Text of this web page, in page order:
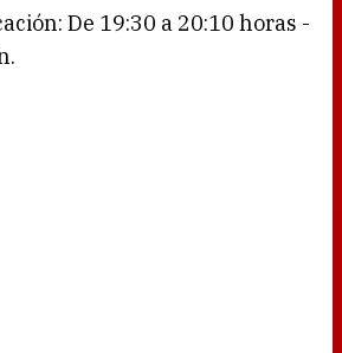
De 19:30 a 20:10 horas -